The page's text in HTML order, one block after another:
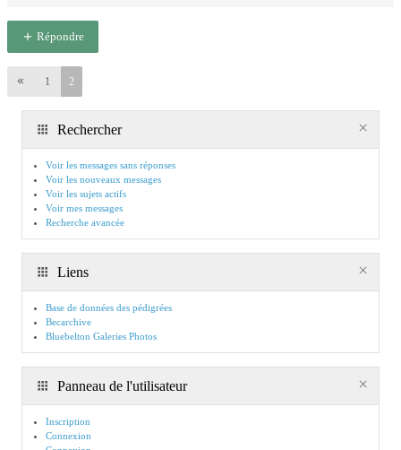
Répondre
1 2
Rechercher
Voir les messages sans réponses
Voir les nouveaux messages
Voir les sujets actifs
Voir mes messages
Recherche avancée
Liens
Base de données des pédigrées
Becarchive
Bluebelton Galeries Photos
Panneau de l'utilisateur
Inscription
Connexion